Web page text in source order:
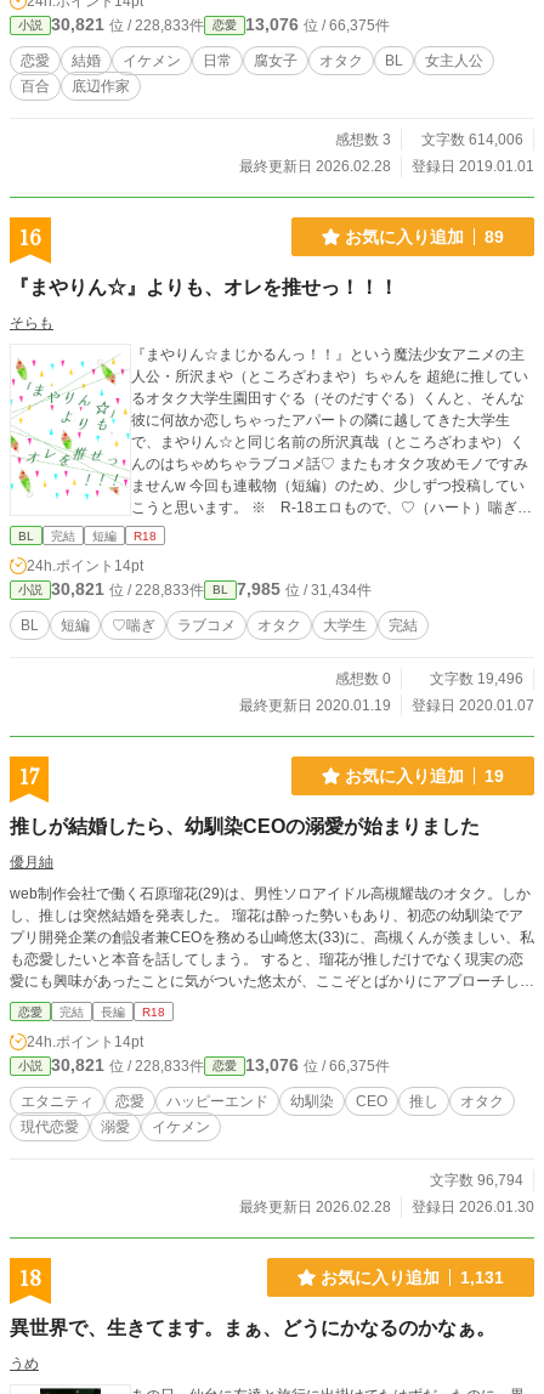
小説 30,821 位 / 228,833件 恋愛 13,076 位 / 66,375件
恋愛 結婚 イケメン 日常 腐女子 オタク BL
女主人公
百合
底辺作家
感想数 3
文字数 614,006
最終更新日 2026.02.28
登録日 2019.01.01
16 お気に入り追加 89
『まやりん☆』よりも、オレを推せっ！！！
そらも
『まやりん☆まじかるんっ！！』という魔法少女アニメの主
人公・所沢まや（ところざわまや）ちゃんを 超絶に推してい
るオタク大学生園田すぐる（そのだすぐる）くんと、そんな
彼に何故か恋しちゃったアパートの隣に越してきた大学生
で、まやりん☆と同じ名前の所沢真哉（ところざわまや）く
んのはちゃめちゃラブコメ話♡ またもオタク攻めモノですみ
ませんw 今回も連載物（短編）のため、少しずつ投稿してい
こうと思います。 ※ R-18エロもので、♡（ハート）喘ぎ満
載です。 ※ 素敵な表紙は、pixiv小説用フリー素材にて、
す！
BL 完結 短編 R18
24h.ポイント 14pt
小説 30,821 位 / 228,833件 BL 7,985 位 / 31,434件
BL 短編 ♡喘ぎ ラブコメ オタク 大学生 完結
感想数 0
文字数 19,496
最終更新日 2020.01.19
登録日 2020.01.07
17 お気に入り追加 19
推しが結婚したら、幼馴染CEOの溺愛が始まりました
優月紬
web制作会社で働く石原瑠花(29)は、男性ソロアイドル高槻耀哉のオタク。しか
し、推しは突然結婚を発表した。 瑠花は酔った勢いもあり、初恋の幼馴染でア
プリ開発企業の創設者兼CEOを務める山崎悠太(33)に、高槻くんが羨ましい、私
も恋愛したいと本音を話してしまう。 すると、瑠花が推しだけでなく現実の恋
愛にも興味があったことに気がついた悠太が、ここぞとばかりにアプローチして
きて……！？ 推しの結婚から始まる、一度は諦めた初恋の幼馴染との溺愛ラブ
ストーリーです。 ♦︎Rシーンのある話には＊をつけています
恋愛 完結 長編 R18
24h.ポイント 14pt
小説 30,821 位 / 228,833件 恋愛 13,076 位 / 66,375件
エタニティ 恋愛 ハッピーエンド 幼馴染 CEO 推し
オタク
現代恋愛
溺愛 イケメン
文字数 96,794
最終更新日 2026.02.28
登録日 2026.01.30
18 お気に入り追加 1,131
異世界で、生きてます。まぁ、どうにかなるのかなぁ。
うめ